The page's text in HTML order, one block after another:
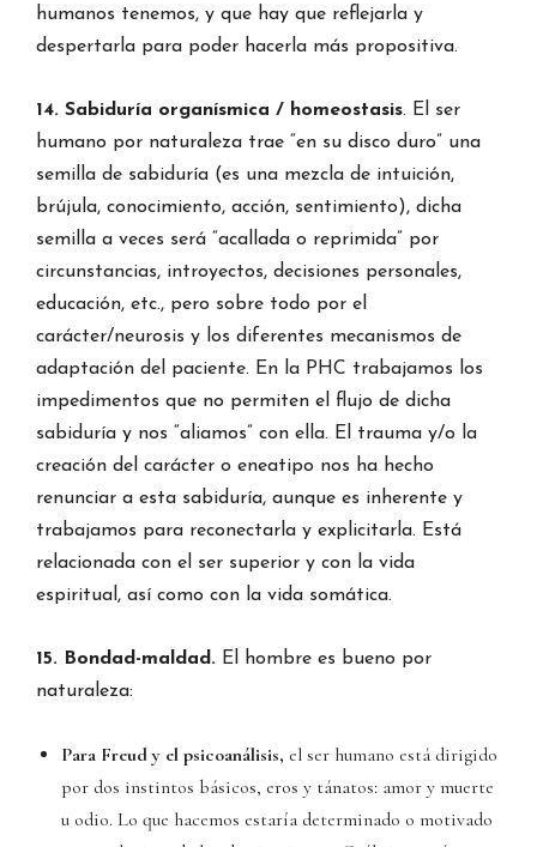
humanos tenemos, y que hay que reflejarla y
despertarla para poder hacerla más propositiva.
14. Sabiduría organísmica / homeostasis. El ser
humano por naturaleza trae “en su disco duro” una
semilla de sabiduría (es una mezcla de intuición,
brújula, conocimiento, acción, sentimiento), dicha
semilla a veces será “acallada o reprimida” por
circunstancias, introyectos, decisiones personales,
educación, etc., pero sobre todo por el
carácter/neurosis y los diferentes mecanismos de
adaptación del paciente. En la PHC trabajamos los
impedimentos que no permiten el flujo de dicha
sabiduría y nos “aliamos” con ella. El trauma y/o la
creación del carácter o eneatipo nos ha hecho
renunciar a esta sabiduría, aunque es inherente y
trabajamos para reconectarla y explicitarla. Está
relacionada con el ser superior y con la vida
espiritual, así como con la vida somática.
15. Bondad-maldad. El hombre es bueno por
naturaleza:
Para Freud y el psicoanálisis, el ser humano está dirigido
por dos instintos básicos, eros y tánatos: amor y muerte
u odio. Lo que hacemos estaría determinado o motivado